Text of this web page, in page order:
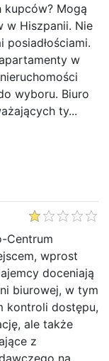
Mogą
w Hiszpanii. Nie
w
wyboru. Biuro
ty...
Centrum
wprost
doceniają
biurowej, w tym
kontroli dostępu,
ale także
z
na